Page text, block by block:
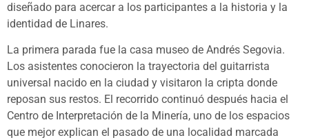
diseñado para acercar a los participantes a la historia y la
identidad de Linares.
La primera parada fue la casa museo de Andrés Segovia.
Los asistentes conocieron la trayectoria del guitarrista
universal nacido en la ciudad y visitaron la cripta donde
reposan sus restos. El recorrido continuó después hacia el
Centro de Interpretación de la Minería, uno de los espacios
que mejor explican el pasado de una localidad marcada